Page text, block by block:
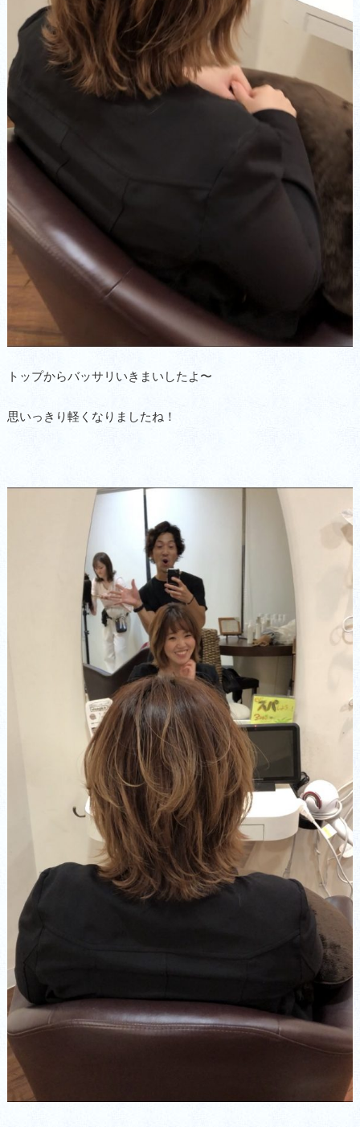
トップからバッサリいきまいしたよ〜
思いっきり軽くなりましたね！